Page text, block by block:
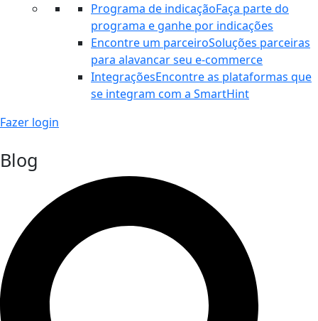
Programa de indicaçãoFaça parte do
programa e ganhe por indicações
Encontre um parceiroSoluções parceiras
para alavancar seu e-commerce
IntegraçõesEncontre as plataformas que
se integram com a SmartHint
Fazer login
Blog